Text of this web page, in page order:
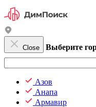
Close Выберите
Азов
Анапа
Армавир